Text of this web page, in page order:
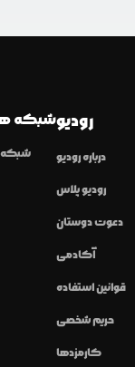
شبکه
شبکه
رودیو
درباره رودیو
رودیو پلاس
دعوت دوستان
آکادمی
قوانین استفاده
حریم شخصی
کارمزدها